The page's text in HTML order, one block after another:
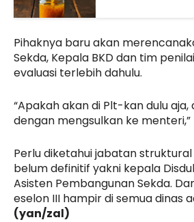
Pihaknya baru akan
Sekda, Kepala BKD dan tim
evaluasi terlebih dahulu.
“Apakah akan di Plt-kan dulu aja,
dengan mengsulkan ke
Perlu diketahui jabatan struktural
belum definitif yakni kepala
Asisten Pembangunan Sekda.
eselon III hampir di semua dinas
(yan/zal)